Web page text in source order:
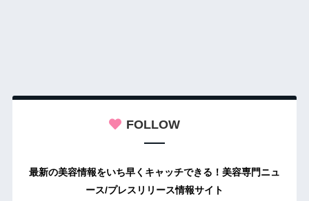
FOLLOW
最新の美容情報をいち早くキャッチできる！美容専門ニュ
ース/プレスリリース情報サイト